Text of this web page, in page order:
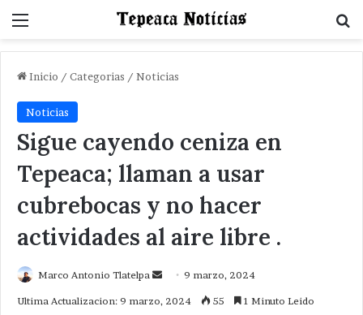
Menu
Inicio / Categorias / Noticias
Noticias
Sigue cayendo ceniza en
Tepeaca; llaman a usar
cubrebocas y no hacer
actividades al aire libre .
Marco Antonio Tlatelpa
Send9 marzo, 2024
Ultima Actualizacion: 9 marzo, 2024 55 1 Minuto Leido